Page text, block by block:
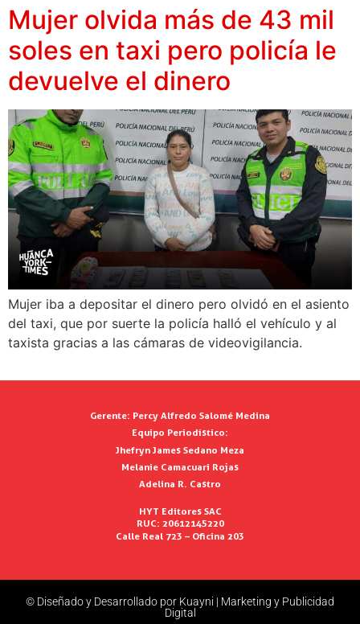
Mujer olvida más de 43 mil
soles en taxi pero policía le
devuelve el dinero
Mujer iba a depositar el dinero pero olvidó en el asiento
del taxi, que por suerte la policía halló el vehículo y al
taxista gracias a las cámaras de videovigilancia.
Gerente: Percy Alfredo Salomé Medina
Equipo Periodístico:
Jhefryn James Sedano Meza
Melanie Camacuari Rojas
Adelina R. Castro
HYT Editores SAC
RUC: 20612145220
Calle Real 723 – Oficina 203
© Diseñado y Desarrollado por Kuayni | Marketing y Publicidad
Digital